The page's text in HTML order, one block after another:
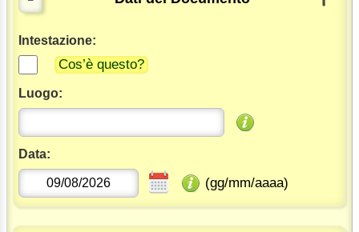
Intestazione:
Cos’è questo?
Luogo:
Data:
(gg/mm/aaaa)